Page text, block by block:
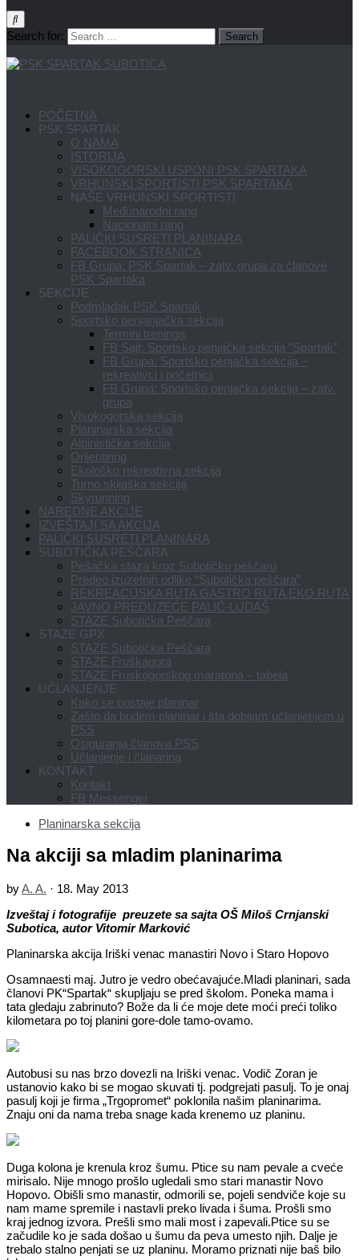
Search for:
POČETNA
PSK SPARTAK
O NAMA
ISTORIJA
VISOKOGORSKI USPONI PSK SPARTAKA
VRHUNSKI SPORTISTI PSK SPARTAKA
NAŠE VRHUNSKI SPORTISTI
Međunarodni rang
Nacionalni rang
PALIČKI SUSRETI PLANINARA
FACEBOOK STRANICA
FB Grupa: PSK Spartak – zatv. grupa za članove
PSK Spartaka
SEKCIJE
Podmladak PSK Spartak
Sportsko penjanjačka sekcija
Termini treninga
FB Sajt: Sportsko penjačka sekcija “Spartak”
FB Grupa: Sportsko penjačka sekcija –
rekreativci i početnici
FB Grupa: Sportsko penjačka sekcija – zatv.
grupa
Visokogorska sekcija
Planinarska sekcija
Alpinistička sekcija
Orijentiring
Ekološko rekreativna sekcija
Turno skijaška sekcija
Skyrunning
NAREDNE AKCIJE
IZVEŠTAJI SA AKCIJA
PALIČKI SUSRETI PLANINARA
SUBOTIČKA PEŠČARA
Pešačka staza kroz Subotičku peščaru
Predeo izuzetnih odlike “Subotička peščara”
REKREACIJSKA RUTA GASTRO RUTA EKO RUTA
JAVNO PREDUZEĆE PALIĆ-LUDAŠ
STAZE Subotička Peščara
STAZE GPX
STAZE Subotička Peščara
STAZE Fruškagora
STAZE Fruskogorskog maratona – tabela
UČLANJENJE
Kako se postaje planinar
Zašto da budem planinar i šta dobijam učlanjenjem u
PSS
Osiguranja članova PSS
Učlanjenje i članarina
KONTAKT
Kontakt
FB Messenger
Planinarska sekcija
Na akciji sa mladim planinarima
byA. A. · 18. May 2013
Izveštaj i fotografije preuzete sa sajta OŠ Miloš Crnjanski
Subotica, autor Vitomir Marković
Planinarska akcija Iriški venac manastiri Novo i Staro Hopovo
Osamnaesti maj. Jutro je vedro obećavajuće.Mladi planinari, sada
članovi PK“Spartak“ skupljaju se pred školom. Poneka mama i
tata gledaju zabrinuto? Bože da li će moje dete moći preći toliko
kilometara po toj planini gore-dole tamo-ovamo.
Autobusi su nas brzo dovezli na Iriški venac. Vodič Zoran je
ustanovio kako bi se mogao skuvati tj. podgrejati pasulj. To je onaj
pasulj koji je firma „Trgopromet“ poklonila našim planinarima.
Znaju oni da nama treba snage kada krenemo uz planinu.
Duga kolona je krenula kroz šumu. Ptice su nam pevale a cveće
mirisalo. Nije mnogo prošlo ugledali smo stari manastir Novo
Hopovo. Obišli smo manastir, odmorili se, pojeli sendviče koje su
nam mame spremile i nastavli preko livada i šuma. Prošli smo
kraj jednog izvora. Prešli smo mali most i zapevali.Ptice su se
začudile ko je sada došao u šumu da peva umesto njih. Dalje je
trebalo stalno penjati se uz planinu. Moramo priznati nije baš bilo